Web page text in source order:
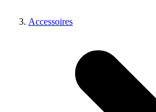
Accessoires